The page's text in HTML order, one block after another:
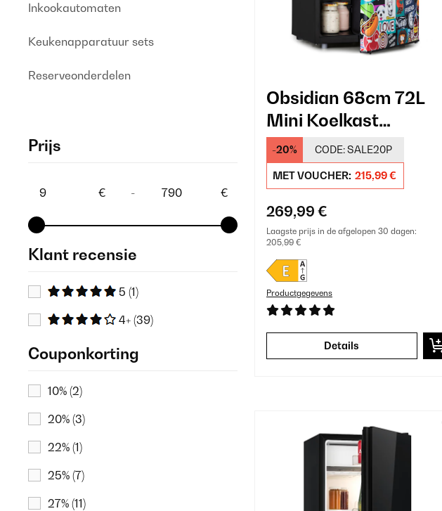
Inkookautomaten
Keukenapparatuur sets
Reserveonderdelen
Prijs
€ - €
Klant recensie
5 (1)
4+ (39)
Couponkorting
10% (2)
20% (3)
22% (1)
25% (7)
27% (11)
Obsidian 68cm 72L
Mini Koelkast
Stickerbomb-ontwerp
-20% CODE:SALE20P
MET VOUCHER: 215,99 €
269,99 €
Laagste prijs in de afgelopen 30 dagen:
205,99 €
Productgegevens
Details